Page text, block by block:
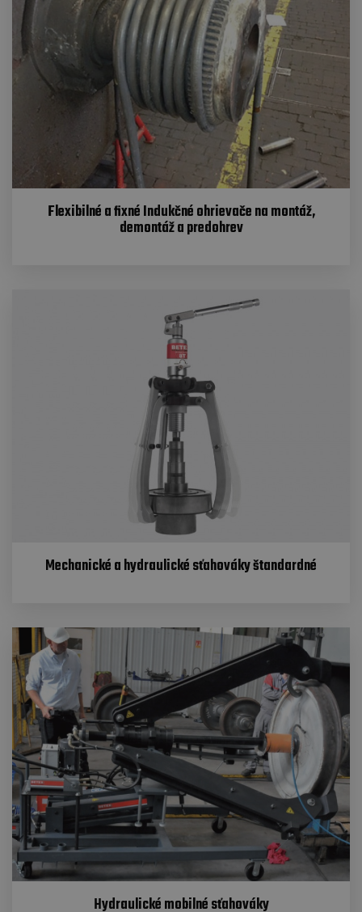
Flexibilné a fixné Indukčné ohrievače na montáž,
demontáž a predohrev
Mechanické a hydraulické sťahováky štandardné
Hydraulické mobilné sťahováky